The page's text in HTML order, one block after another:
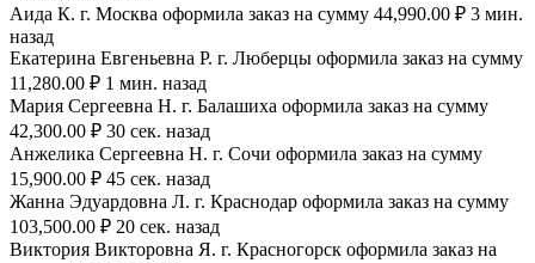
Аида К. г. Москва оформила заказ на сумму 44,990.00 ₽ 3 мин.
назад
Екатерина Евгеньевна Р. г. Люберцы оформила заказ на сумму
11,280.00 ₽ 1 мин. назад
Мария Сергеевна H. г. Балашиха оформила заказ на сумму
42,300.00 ₽ 30 сек. назад
Анжелика Сергеевна Н. г. Сочи оформила заказ на сумму
15,900.00 ₽ 45 сек. назад
Жанна Эдуардовна Л. г. Краснодар оформила заказ на сумму
103,500.00 ₽ 20 сек. назад
Виктория Викторовна Я. г. Красногорск оформила заказ на